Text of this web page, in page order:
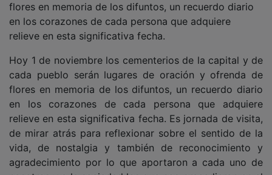
en los corazones de cada persona que adquiere
relieve en esta significativa fecha.
cada pueblo serán lugares de oración y ofrenda de
flores en memoria de los difuntos, un recuerdo diario
en los corazones de cada persona que adquiere
relieve en esta significativa fecha. Es jornada de visita,
de mirar atrás para reflexionar sobre el sentido de la
vida, de nostalgia y también de reconocimiento y
agradecimiento por lo que aportaron a cada uno de
nosotros y a la sociedad los que nos precedieron en el